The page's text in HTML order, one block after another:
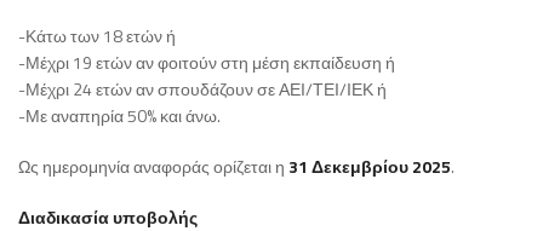
-Κάτω των 18 ετών ή
-Μέχρι 19 ετών αν φοιτούν στη μέση εκπαίδευση ή
-Μέχρι 24 ετών αν σπουδάζουν σε ΑΕΙ/ΤΕΙ/ΙΕΚ ή
-Με αναπηρία 50% και άνω.
Ως ημερομηνία αναφοράς ορίζεται η 31 Δεκεμβρίου 2025.
Διαδικασία υποβολής